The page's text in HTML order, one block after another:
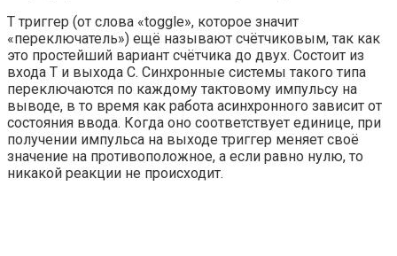
T триггер (от слова «toggle», которое значит
«переключатель») ещё называют счётчиковым, так как
это простейший вариант счётчика до двух. Состоит из
входа T и выхода C. Синхронные системы такого типа
переключаются по каждому тактовому импульсу на
выводе, в то время как работа асинхронного зависит от
состояния ввода. Когда оно соответствует единице, при
получении импульса на выходе триггер меняет своё
значение на противоположное, а если равно нулю, то
никакой реакции не происходит.